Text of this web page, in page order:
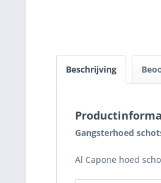
Beschrijving
Gangsterhoed
Al Capone hoed